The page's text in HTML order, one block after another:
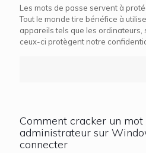
Les mots de passe servent à
Tout le monde tire bénéfice à
appareils tels que les ordinateurs,
ceux-ci protègent notre
Comment cracker un mot
administrateur sur
connecter